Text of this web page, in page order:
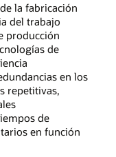
la fabricación
del trabajo
producción
de
en los
repetitivas,
de
en función